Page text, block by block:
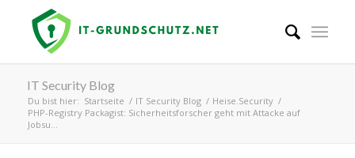
IT Security Blog
Du bist hier: Startseite / IT Security Blog / Heise.Security /
PHP-Registry Packagist: Sicherheitsforscher geht mit Attacke auf
Jobsu...